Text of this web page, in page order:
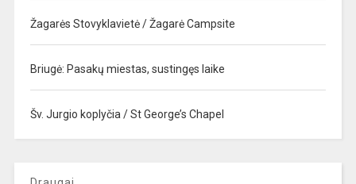
Žagarės Stovyklavietė / Žagarė Campsite
Briugė: Pasakų miestas, sustingęs laike
Šv. Jurgio koplyčia / St George’s Chapel